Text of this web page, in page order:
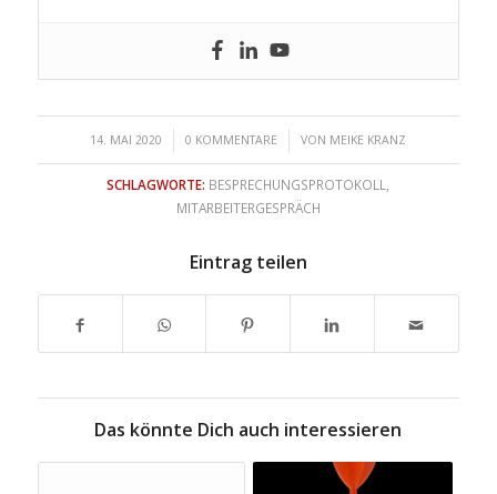
14. MAI 2020
/ 0 KOMMENTARE
/ VON MEIKE KRANZ
SCHLAGWORTE: BESPRECHUNGSPROTOKOLL
MITARBEITERGESPRÄCH
Eintrag teilen
Das könnte Dich auch interessieren